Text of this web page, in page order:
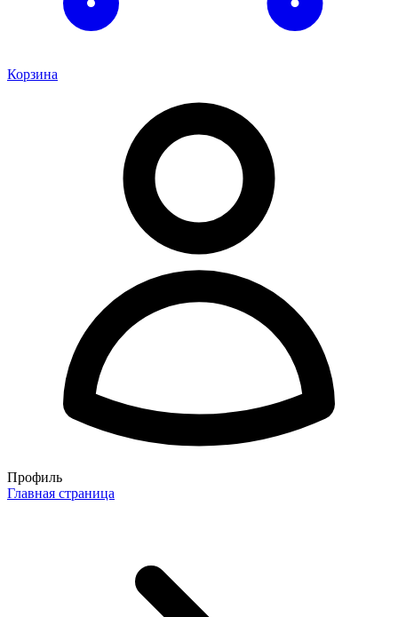
Корзина
Профиль
Главная страница